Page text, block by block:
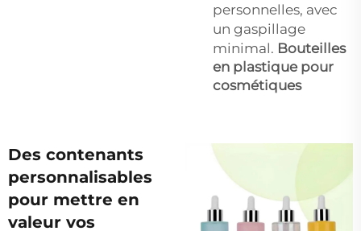
personnelles, avec
un gaspillage
minimal. Bouteilles
en plastique pour
cosmétiques
Des contenants
personnalisables
pour mettre en
valeur vos